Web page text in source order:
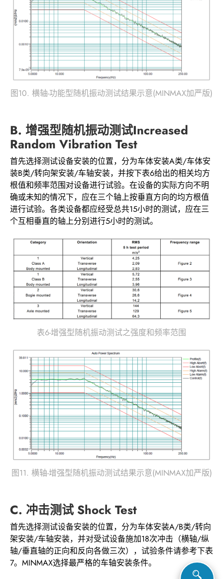
图10. 横轴-功能型随机振动测试结果示意(MINMAX加严版)
B. 增强型随机振动测试Increased
Random Vibration Test
首先选择测试设备安装的位置，分为车体安装A类/车体安
装B类/转向架安装/车轴安装，并按下表6给出的相关均方
根值和频率范围对设备进行试验。在设备的实际方向不明
确或未知的情况下，应在三个轴上按垂直方向的均方根值
进行试验。各类设备都应经受总共15小时的测试，应在三
个互相垂直的轴上分别进行5小时的测试。
表6-增强型随机振动测试之强度和频率范围
图11. 横轴-增强型随机振动测试结果示意(MINMAX加严版)
C. 冲击测试 Shock Test
首先选择测试设备安装的位置，分为车体安装A/B类/转向
架安装/车轴安装，并对受试设备施加18次冲击（横轴/纵
轴/垂直轴的正向和反向各做三次），试验条件请参考下表
7。MINMAX选择最严格的车轴安装条件。